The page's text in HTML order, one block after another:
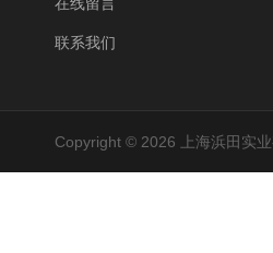
联系我们
Copyright © 2026 上海浜田实